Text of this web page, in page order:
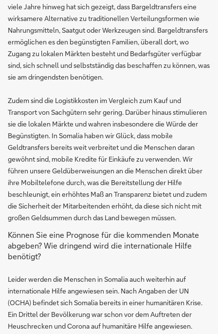
viele Jahre hinweg hat sich gezeigt, dass Bargeldtransfers eine
wirksamere Alternative zu traditionellen Verteilungsformen wie
Nahrungsmitteln, Saatgut oder Werkzeugen sind. Bargeldtransfers
ermöglichen es den begünstigten Familien, überall dort, wo
Zugang zu lokalen Märkten besteht und Bedarfsgüter verfügbar
sind, sich schnell und selbstständig das beschaffen zu können, was
sie am dringendsten benötigen.
Zudem sind die Logistikkosten im Vergleich zum Kauf und
Transport von Sachgütern sehr gering. Darüber hinaus stimulieren
sie die lokalen Märkte und wahren insbesondere die Würde der
Begünstigten. In Somalia haben wir Glück, dass mobile
Geldtransfers bereits weit verbreitet und die Menschen daran
gewöhnt sind, mobile Kredite für Einkäufe zu verwenden. Wir
führen unsere Geldüberweisungen an die Menschen direkt über
ihre Mobiltelefone durch, was die Bereitstellung der Hilfe
beschleunigt, ein erhöhtes Maß an Transparenz bietet und zudem
die Sicherheit der Mitarbeitenden erhöht, da diese sich nicht mit
großen Geldsummen durch das Land bewegen müssen.
Können Sie eine Prognose für die kommenden Monate
abgeben? Wie dringend wird die internationale Hilfe
benötigt?
Leider werden die Menschen in Somalia auch weiterhin auf
internationale Hilfe angewiesen sein. Nach Angaben der UN
(OCHA) befindet sich Somalia bereits in einer humanitären Krise.
Ein Drittel der Bevölkerung war schon vor dem Auftreten der
Heuschrecken und Corona auf humanitäre Hilfe angewiesen.